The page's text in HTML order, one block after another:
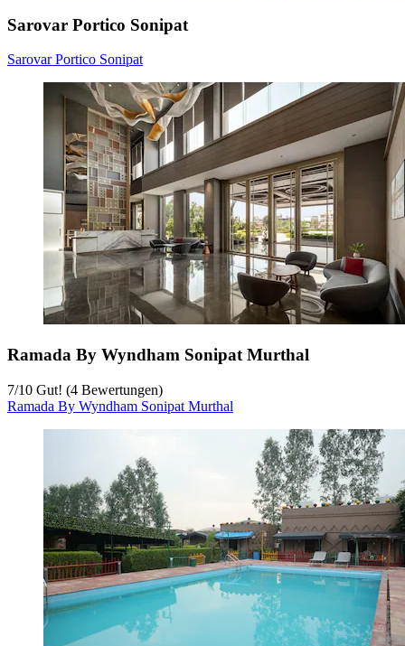
Sarovar Portico Sonipat
Sarovar Portico Sonipat
Ramada By Wyndham Sonipat Murthal
7/10 Gut! (4 Bewertungen)
Ramada By Wyndham Sonipat Murthal